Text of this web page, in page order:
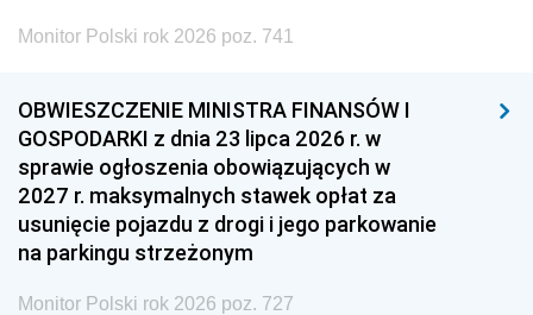
Monitor Polski rok 2026 poz. 741
OBWIESZCZENIE MINISTRA FINANSÓW I
GOSPODARKI z dnia 23 lipca 2026 r. w
sprawie ogłoszenia obowiązujących w
2027 r. maksymalnych stawek opłat za
usunięcie pojazdu z drogi i jego parkowanie
na parkingu strzeżonym
Monitor Polski rok 2026 poz. 727